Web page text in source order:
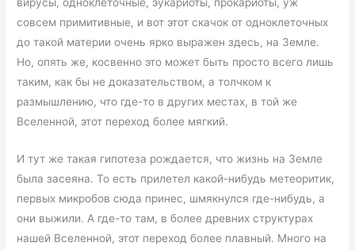
совсем примитивные, и вот этот скачок от одноклеточных
до такой материи очень ярко выражен здесь, на Земле.
Но, опять же, косвенно это может быть просто всего лишь
таким, как бы не доказательством, а толчком к
размышлению, что где-то в других местах, в той же
Вселенной, этот переход более мягкий.
И тут же такая гипотеза рождается, что жизнь на Земле
была засеяна. То есть прилетел какой-нибудь метеоритик,
первых микробов сюда принес, шмякнулся где-нибудь, а
они выжили. А где-то там, в более древних структурах
нашей Вселенной, этот переход более плавный. Много на